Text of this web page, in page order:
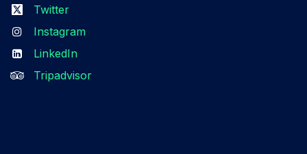
Twitter
Instagram
LinkedIn
Tripadvisor